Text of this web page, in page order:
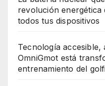
revolución
todos tus dispositivos
Tecnología accesible,
OmniGmot está
entrenamiento del